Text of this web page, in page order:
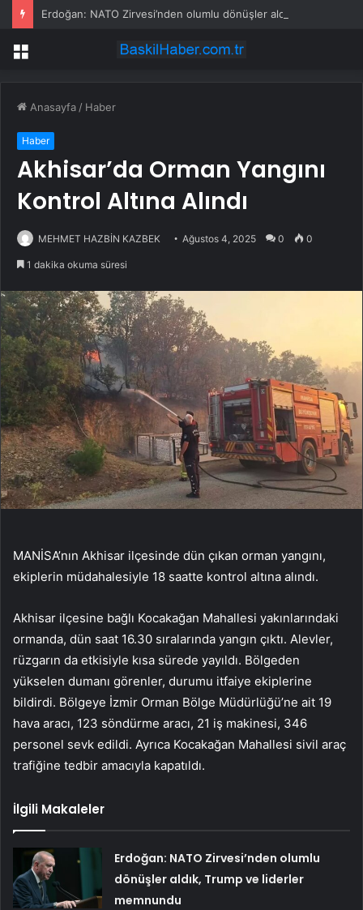
Menü
Anasayfa / Haber
Haber
Akhisar’da Orman Yangını
Kontrol Altına Alındı
MEHMET HAZBİN KAZBEK Ağustos 4, 2025 0 0
1 dakika okuma süresi
MANİSA’nın Akhisar ilçesinde dün çıkan orman yangını,
ekiplerin müdahalesiyle 18 saatte kontrol altına alındı.
Akhisar ilçesine bağlı Kocakağan Mahallesi yakınlarındaki
ormanda, dün saat 16.30 sıralarında yangın çıktı. Alevler,
rüzgarın da etkisiyle kısa sürede yayıldı. Bölgeden
yükselen dumanı görenler, durumu itfaiye ekiplerine
bildirdi. Bölgeye İzmir Orman Bölge Müdürlüğü’ne ait 19
hava aracı, 123 söndürme aracı, 21 iş makinesi, 346
personel sevk edildi. Ayrıca Kocakağan Mahallesi sivil araç
trafiğine tedbir amacıyla kapatıldı.
İlgili Makaleler
Erdoğan: NATO Zirvesi’nden olumlu
dönüşler aldık, Trump ve liderler
memnundu